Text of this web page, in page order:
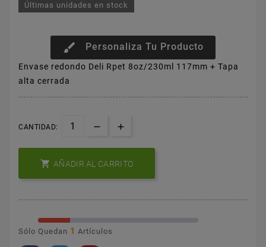
Últimas unidades en stock
brush Personaliza Tu Producto
Envase redondo Deli Rpet 8oz/230ml 117mm + Tapa
alta cerrada
CANTIDAD:
 AÑADIR AL CARRITO
Sólo Quedan 1 Artículos